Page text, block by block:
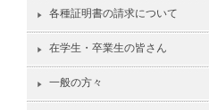
各種証明書の請求について
在学生・卒業生の皆さん
一般の方々